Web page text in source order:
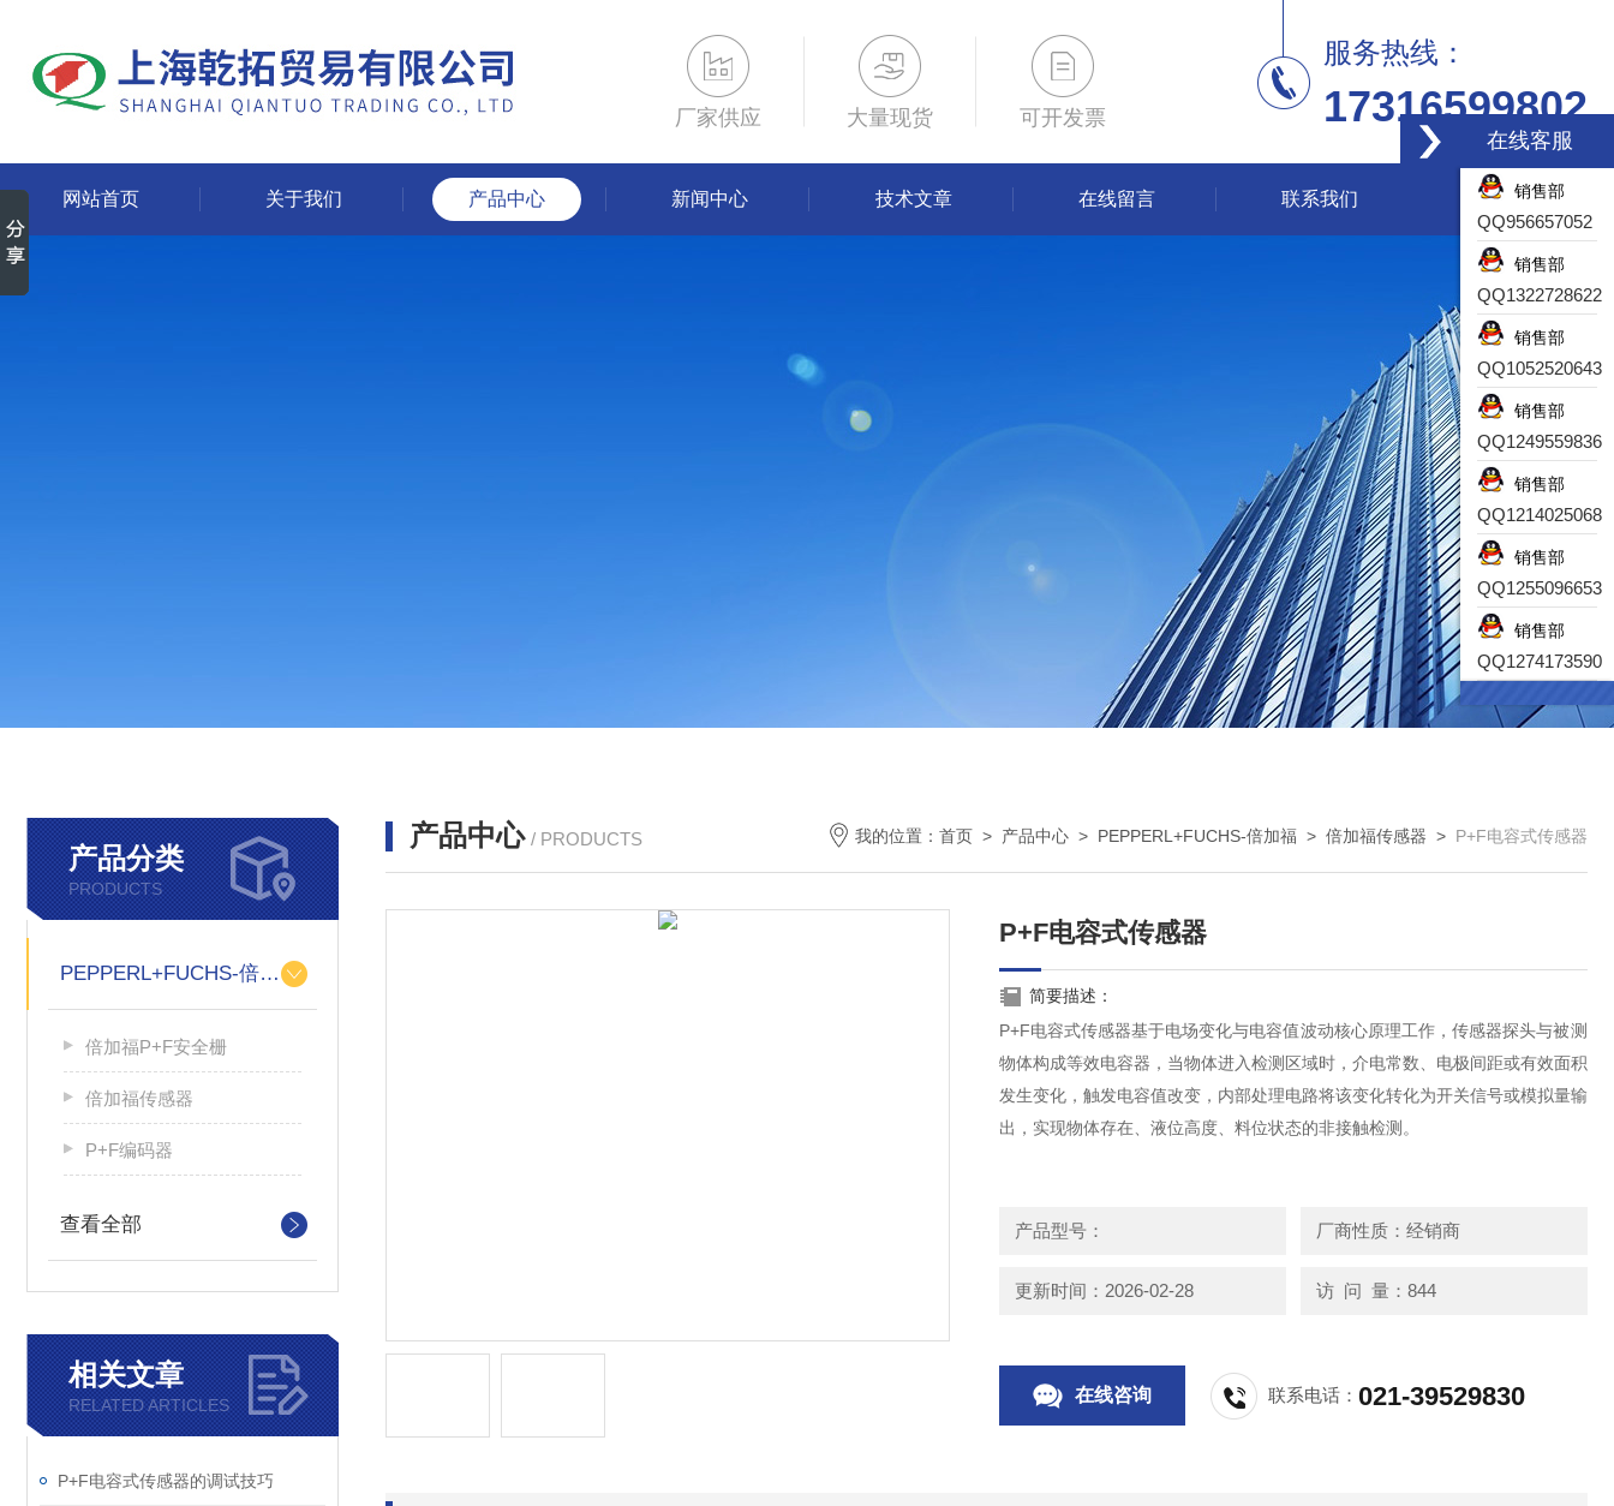
厂家供应 大量现货 可开发票
服务热线：
17316599802
网站首页 关于我们 产品中心 新闻中心 技术文章 在线留言 联系我们
产品分类
PRODUCTS
PEPPERL+FUCHS-倍加福
倍加福P+F安全栅
倍加福传感器
P+F编码器
查看全部
相关文章
RELATED ARTICLES
P+F电容式传感器的调试技巧
产品中心 / PRODUCTS 我的位置： 首页 > 产品中心 > PEPPERL+FUCHS-倍加福 > 倍加福传感器 > P+F电容式传感器
P+F电容式传感器
简要描述：
P+F电容式传感器基于电场变化与电容值波动核心原理工作，传感器探头与被测
物体构成等效电容器，当物体进入检测区域时，介电常数、电极间距或有效面积
发生变化，触发电容值改变，内部处理电路将该变化转化为开关信号或模拟量输
出，实现物体存在、液位高度、料位状态的非接触检测。
产品型号： 厂商性质：经销商
更新时间：2026-02-28 访 问 量：844
在线咨询 联系电话：021-39529830
在线客服
销售部
QQ956657052
销售部
QQ1322728622
销售部
QQ1052520643
销售部
QQ1249559836
销售部
QQ1214025068
销售部
QQ1255096653
销售部
QQ1274173590